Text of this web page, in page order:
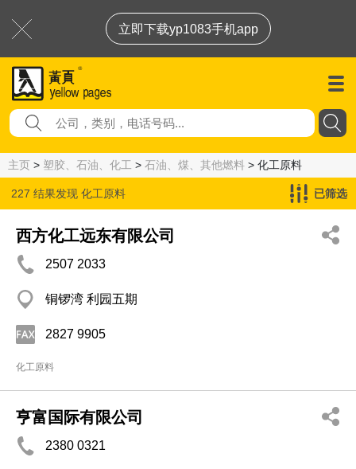
立即下载yp1083手机app
主页 > 塑胶、石油、化工 > 石油、煤、其他燃料 > 化工原料
227 结果发现 化工原料 已筛选
西方化工远东有限公司
2507 2033
铜锣湾 利园五期
2827 9905
化工原料
亨富国际有限公司
2380 0321